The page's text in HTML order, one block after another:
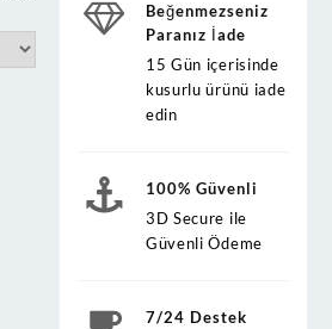
Beğenmezseniz
Paranız İade
15 Gün içerisinde
kusurlu ürünü iade
edin
100% Güvenli
3D Secure ile
Güvenli Ödeme
7/24 Destek